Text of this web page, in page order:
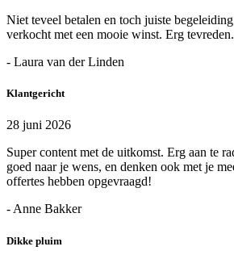
Niet teveel betalen en toch juiste
verkocht met een mooie winst. Erg tevreden.
- Laura van der Linden
Klantgericht
28 juni 2026
Super content met de uitkomst. Erg aan te
goed naar je wens, en denken ook met je
offertes hebben opgevraagd!
- Anne Bakker
Dikke pluim